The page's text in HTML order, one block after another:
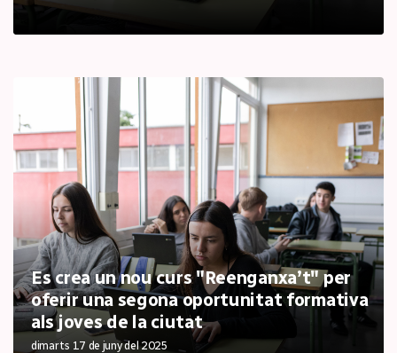
Es crea un nou curs "Reenganxa’t" per
oferir una segona oportunitat formativa
als joves de la ciutat
dimarts 17 de juny del 2025